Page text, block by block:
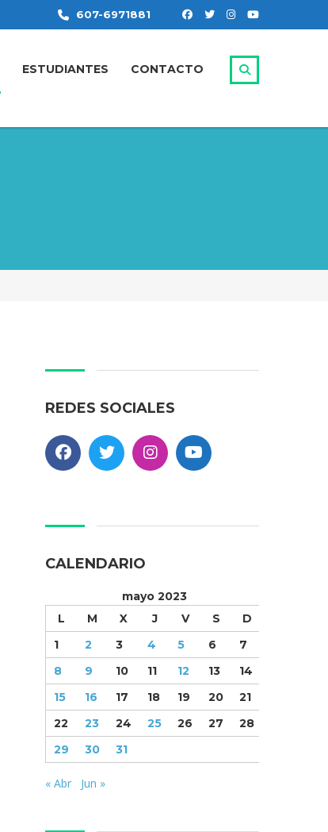
607-6971881
ESTUDIANTES CONTACTO
REDES SOCIALES
CALENDARIO
mayo 2023
L
M X J V S
D
1
2 3 4 5 6
7
8
9 10 11 12 13
14
15
16 17 18 19 20
21
22
23 24 25 26 27
28
29
30 31
« Abr Jun »